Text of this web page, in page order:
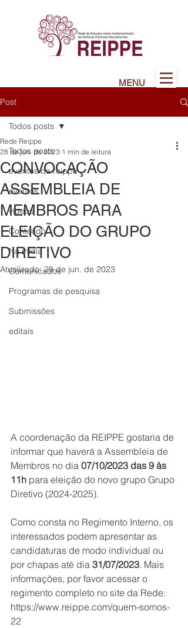
MENU
Post
Todos posts
eventos da reippe
eventos
vídeos
Conteúdo
Na mídia
Comunicados
Programas de pesquisa
Submissões
editais
Todos posts
CONVOCAÇÃO
ASSEMBLEIA DE
MEMBROS PARA
ELEIÇÃO DO GRUPO
DIRETIVO
Rede Reippe
28 de jun. de 2023 1 min de leitura
Atualizado:29 de jun. de 2023
A coordenação da REIPPE gostaria de
informar que haverá a Assembleia de
Membros no dia 07/10/2023 das 9 às
11h para eleição do novo grupo Grupo
Diretivo (2024-2025).
Como consta no Regimento Interno, os
interessados podem apresentar as
candidaturas de modo individual ou
por chapas até dia 31/07/2023. Mais
informações, por favor acessar o
regimento completo no site da Rede:
https://www.reippe.com/quem-somos-
22